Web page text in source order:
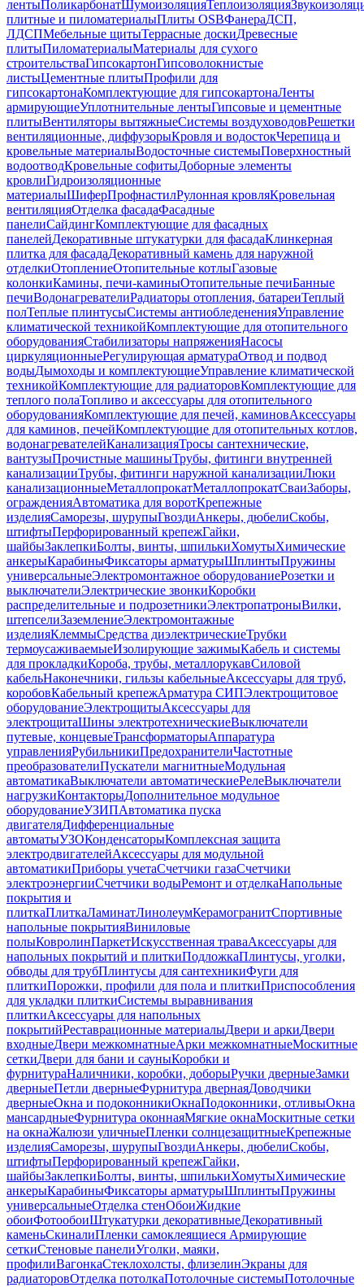
лентыПоликарбонатШумоизоляцияТеплоизоляция
плитные и пиломатериалыПлиты OSBФанераДСП,
ЛДСПМебельные щитыТеррасные доскиДревесные
плитыПиломатериалыМатериалы для сухого
строительстваГипсокартонГипсоволокнистые
листыЦементные плитыПрофили для
гипсокартонаКомплектующие для гипсокартонаЛенты
армирующиеУплотнительные лентыГипсовые и цементные
плитыВентиляторы вытяжныеСистемы воздуховодовРешетки
вентиляционные, диффузорыКровля и водостокЧерепица и
кровельные материалыВодосточные системыПоверхностный
водоотводКровельные софитыДоборные элементы
кровлиГидроизоляционные
материалыШиферПрофнастилРулонная кровляКровельная
вентиляцияОтделка фасадаФасадные
панелиСайдингКомплектующие для фасадных
панелейДекоративные штукатурки для фасадаКлинкерная
плитка для фасадаДекоративный камень для наружной
отделкиОтоплениеОтопительные котлыГазовые
колонкиКамины, печи-каминыОтопительные печиБанные
печиВодонагревателиРадиаторы отопления, батареиТеплый
полТеплые плинтусыСистемы антиобледененияУправление
климатической техникойКомплектующие для отопительного
оборудованияСтабилизаторы напряженияНасосы
циркуляционныеРегулирующая арматураОтвод и подвод
водыДымоходы и комплектующиеУправление климатической
техникойКомплектующие для радиаторовКомплектующие для
теплого полаТопливо и аксессуары для отопительного
оборудованияКомплектующие для печей, каминовАксессуары
для каминов, печейКомплектующие для отопительных котлов,
водонагревателейКанализацияТросы сантехнические,
вантузыПрочистные машиныТрубы, фитинги внутренней
канализацииТрубы, фитинги наружной канализацииЛюки
канализационныеМеталлопрокатМеталлопрокатСваиЗаборы,
огражденияАвтоматика для воротКрепежные
изделияСаморезы, шурупыГвоздиАнкеры, дюбелиСкобы,
штифтыПерфорированный крепежГайки,
шайбыЗаклепкиБолты, винты, шпилькиХомутыХимические
анкерыКарабиныФиксаторы арматурыШплинтыПружины
универсальныеЭлектромонтажное оборудованиеРозетки и
выключателиЭлектрические звонкиКоробки
распределительные и подрозетникиЭлектропатроныВилки,
штепселиЗаземлениеЭлектромонтажные
изделияКлеммыСредства диэлектрическиеТрубки
термоусаживаемыеИзолирующие зажимыКабель и системы
для прокладкиКороба, трубы, металлорукавСиловой
кабельНаконечники, гильзы кабельныеАксессуары для труб,
коробовКабельный крепежАрматура СИПЭлектрощитовое
оборудованиеЭлектрощитыАксессуары для
электрощитаШины электротехническиеВыключатели
путевые, концевыеТрансформаторыАппаратура
управленияРубильникиПредохранителиЧастотные
преобразователиПускатели магнитныеМодульная
автоматикаВыключатели автоматическиеРелеВыключатели
нагрузкиКонтакторыДополнительное модульное
оборудованиеУЗИПАвтоматика пуска
двигателяДифференциальные
автоматыУЗОКонденсаторыКомплексная защита
электродвигателейАксессуары для модульной
автоматикиПриборы учетаСчетчики газаСчетчики
электроэнергииСчетчики водыРемонт и отделкаНапольные
покрытия и
плиткаПлиткаЛаминатЛинолеумКерамогранитСпортивные
напольные покрытияВиниловые
полыКовролинПаркетИскусственная траваАксессуары для
напольных покрытий и плиткиПодложкаПлинтусы, уголки,
обводы для трубПлинтусы для сантехникиФуги для
плиткиПорожки, профили для пола и плиткиПриспособления
для укладки плиткиСистемы выравнивания
плиткиАксессуары для напольных
покрытийРеставрационные материалыДвери и аркиДвери
входныеДвери межкомнатныеАрки межкомнатныеМоскитные
сеткиДвери для бани и сауныКоробки и
фурнитураНаличники, коробки, доборыРучки дверныеЗамки
дверныеПетли дверныеФурнитура двернаяДоводчики
дверныеОкна и подоконникиОкнаПодоконники, отливыОкна
мансардныеФурнитура оконнаяМягкие окнаМоскитные сетки
на окнаЖалюзи уличныеПленки солнцезащитныеКрепежные
изделияСаморезы, шурупыГвоздиАнкеры, дюбелиСкобы,
штифтыПерфорированный крепежГайки,
шайбыЗаклепкиБолты, винты, шпилькиХомутыХимические
анкерыКарабиныФиксаторы арматурыШплинтыПружины
универсальныеОтделка стенОбоиЖидкие
обоиФотообоиШтукатурки декоративныеДекоративный
каменьСкиналиПленки самоклеящиеся Армирующие
сеткиСтеновые панелиУголки, маяки,
профилиВагонкаСтеклохолсты, флизелинЭкраны для
радиаторовОтделка потолкаПотолочные системыПотолочные